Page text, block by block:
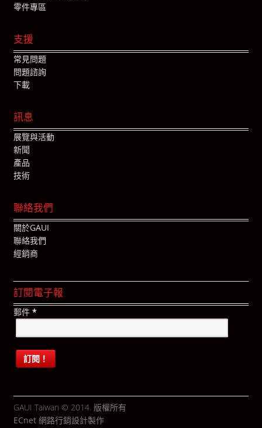
零件專區
支援
常見問題
問題諮詢
下載
訊息
展覽與活動
新聞
產品
技術
聯絡我們
關於GAUI
聯絡我們
經銷商
訂閱電子報
郵件 *
GAUI Taiwan © 2014. 版權所有
ECnet 網路行銷設計製作